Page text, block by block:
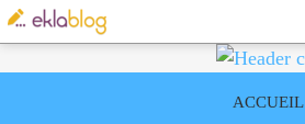
ACCUEIL